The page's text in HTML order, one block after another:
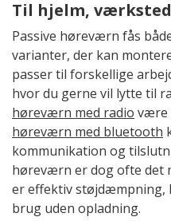
Til hjelm,
Passive høreværn fås
varianter, der kan
passer til forskellige
hvor du gerne vil lytte til
høreværn med radio være
høreværn med bluetooth
kommunikation og
høreværn er dog ofte det
er effektiv støjdæmpning,
brug uden opladning.